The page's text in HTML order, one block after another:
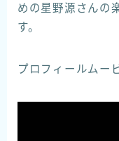
めの星野源さんの
す。
プロフィールムー